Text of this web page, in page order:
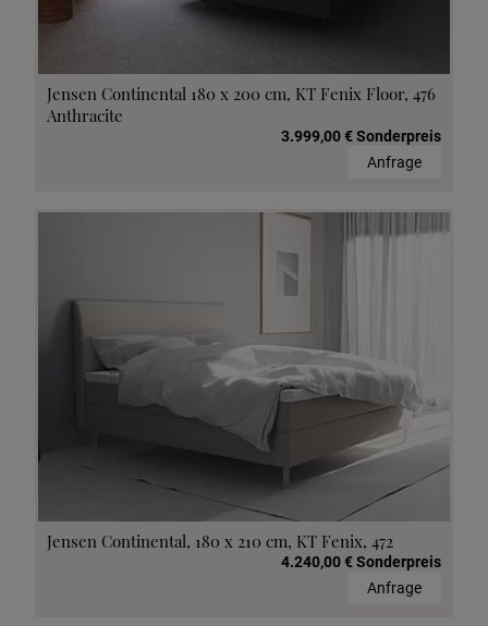
Jensen Continental 180 x 200 cm, KT Fenix Floor, 476
Anthracite
3.999,00 € Sonderpreis
Anfrage
Jensen Continental, 180 x 210 cm, KT Fenix, 472
4.240,00 € Sonderpreis
Anfrage